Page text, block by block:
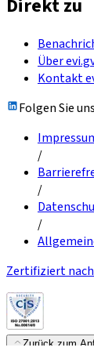
Direkt zu
Über
Kontakt
Folgen Sie
/
/
/
Zertifiziert nach
Zurück zum